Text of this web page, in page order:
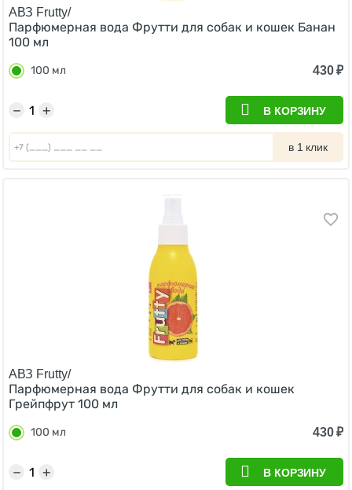
АВЗ Frutty/
Парфюмерная вода Фрутти для собак и кошек Банан
100 мл
100 мл 430₽
+
− В КОРЗИНУ
в 1 клик
АВЗ Frutty/
Парфюмерная вода Фрутти для собак и кошек
Грейпфрут 100 мл
100 мл 430₽
+
− В КОРЗИНУ